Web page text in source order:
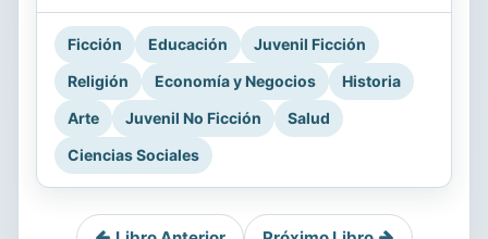
Ficción Educación
Juvenil Ficción
Religión
Economía y Negocios
Historia
Arte
Juvenil No Ficción
Salud
Ciencias Sociales